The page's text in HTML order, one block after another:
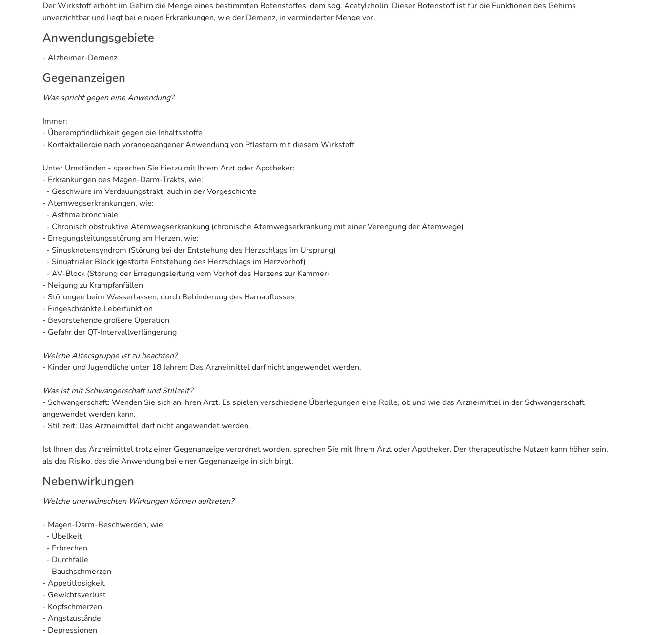
Der Wirkstoff erhöht im Gehirn die Menge eines bestimmten Botenstoffes, dem sog. Acetylcholin. Dieser Botenstoff ist für die Funktionen des Gehirns
unverzichtbar und liegt bei einigen Erkrankungen, wie der Demenz, in verminderter Menge vor.
Anwendungsgebiete
- Alzheimer-Demenz
Gegenanzeigen
Was spricht gegen eine Anwendung?
Immer:
- Überempfindlichkeit gegen die Inhaltsstoffe
- Kontaktallergie nach vorangegangener Anwendung von Pflastern mit diesem Wirkstoff
Unter Umständen - sprechen Sie hierzu mit Ihrem Arzt oder Apotheker:
- Erkrankungen des Magen-Darm-Trakts, wie:
- Geschwüre im Verdauungstrakt, auch in der Vorgeschichte
- Atemwegserkrankungen, wie:
- Asthma bronchiale
- Chronisch obstruktive Atemwegserkrankung (chronische Atemwegserkrankung mit einer Verengung der Atemwege)
- Erregungsleitungsstörung am Herzen, wie:
- Sinusknotensyndrom (Störung bei der Entstehung des Herzschlags im Ursprung)
- Sinuatrialer Block (gestörte Entstehung des Herzschlags im Herzvorhof)
- AV-Block (Störung der Erregungsleitung vom Vorhof des Herzens zur Kammer)
- Neigung zu Krampfanfällen
- Störungen beim Wasserlassen, durch Behinderung des Harnabflusses
- Eingeschränkte Leberfunktion
- Bevorstehende größere Operation
- Gefahr der QT-Intervallverlängerung
Welche Altersgruppe ist zu beachten?
- Kinder und Jugendliche unter 18 Jahren: Das Arzneimittel darf nicht angewendet werden.
Was ist mit Schwangerschaft und Stillzeit?
- Schwangerschaft: Wenden Sie sich an Ihren Arzt. Es spielen verschiedene Überlegungen eine Rolle, ob und wie das Arzneimittel in der Schwangerschaft
angewendet werden kann.
- Stillzeit: Das Arzneimittel darf nicht angewendet werden.
Ist Ihnen das Arzneimittel trotz einer Gegenanzeige verordnet worden, sprechen Sie mit Ihrem Arzt oder Apotheker. Der therapeutische Nutzen kann höher sein,
als das Risiko, das die Anwendung bei einer Gegenanzeige in sich birgt.
Nebenwirkungen
Welche unerwünschten Wirkungen können auftreten?
- Magen-Darm-Beschwerden, wie:
- Übelkeit
- Erbrechen
- Durchfälle
- Bauchschmerzen
- Appetitlosigkeit
- Gewichtsverlust
- Kopfschmerzen
- Angstzustände
- Depressionen